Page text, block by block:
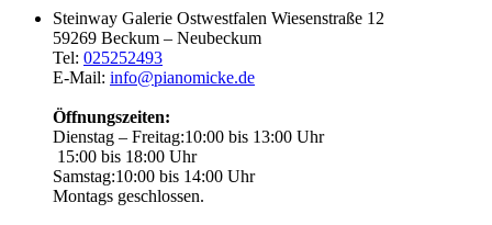
Steinway Galerie Ostwestfalen Wiesenstraße 12
59269 Beckum – Neubeckum
Tel: 025252493
E-Mail: info@pianomicke.de
Öffnungszeiten:
Dienstag – Freitag:10:00 bis 13:00 Uhr
15:00 bis 18:00 Uhr
Samstag:10:00 bis 14:00 Uhr
Montags geschlossen.